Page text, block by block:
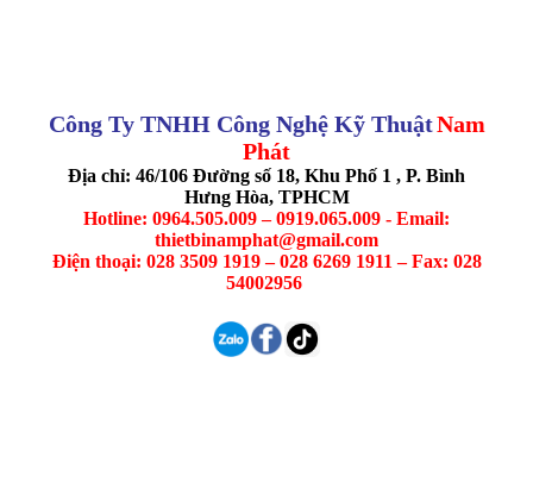
Công Ty TNHH Công Nghệ Kỹ ThuậtNam
Phát
Địa chỉ: 46/106 Đường số 18, Khu Phố 1 , P. Bình
Hưng Hòa, TPHCM
Hotline: 0964.505.009 – 0919.065.009 - Email:
thietbinamphat@gmail.com
Điện thoại: 028 3509 1919 – 028 6269 1911 – Fax: 028
54002956